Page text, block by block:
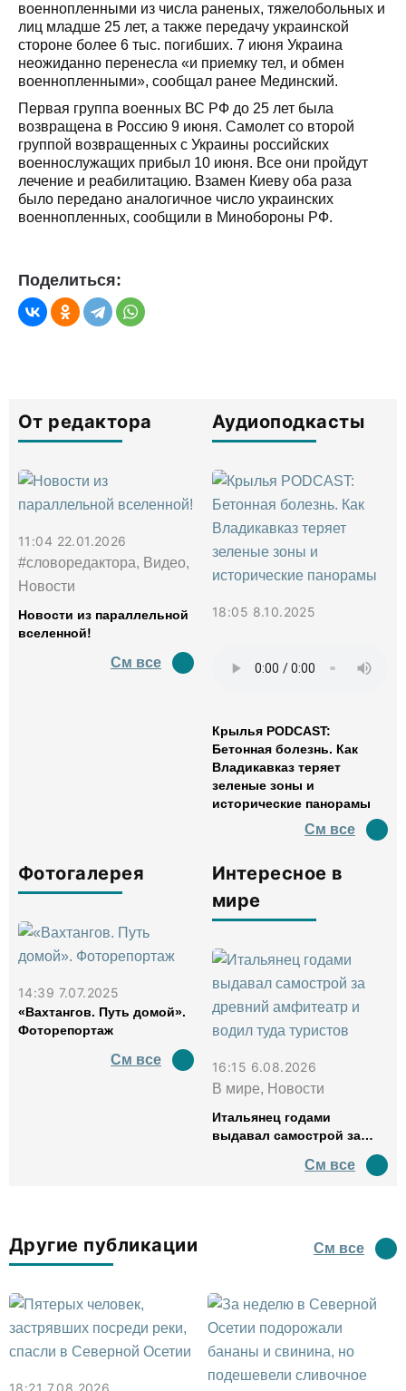
военнопленными из числа раненых, тяжелобольных и
лиц младше 25 лет, а также передачу украинской
стороне более 6 тыс. погибших. 7 июня Украина
неожиданно перенесла «и приемку тел, и обмен
военнопленными», сообщал ранее Мединский.
Первая группа военных ВС РФ до 25 лет была
возвращена в Россию 9 июня. Самолет со второй
группой возвращенных с Украины российских
военнослужащих прибыл 10 июня. Все они пройдут
лечение и реабилитацию. Взамен Киеву оба раза
было передано аналогичное число украинских
военнопленных, сообщили в Минобороны РФ.
Поделиться:
От редактора
11:04 22.01.2026
#словоредактора, Видео,
Новости
Новости из параллельной
вселенной!
См все
Аудиоподкасты
18:05 8.10.2025
Крылья PODCAST:
Бетонная болезнь. Как
Владикавказ теряет
зеленые зоны и
исторические панорамы
См все
Фотогалерея
14:39 7.07.2025
«Вахтангов. Путь домой».
Фоторепортаж
См все
Интересное в
мире
16:15 6.08.2026
В мире, Новости
Итальянец годами
выдавал самострой за
водил туда туристов
См все
Другие публикации См все
18:21 7.08.2026